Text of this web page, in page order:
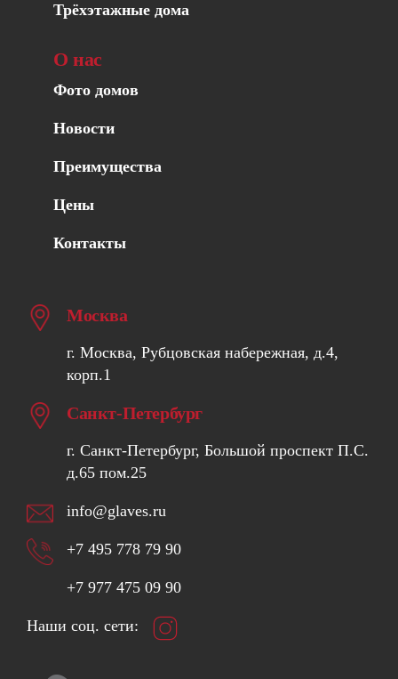
Трёхэтажные дома
О нас
Фото домов
Новости
Преимущества
Цены
Контакты
Москва
г. Москва, Рубцовская набережная, д.4,
корп.1
Санкт-Петербург
г. Санкт-Петербург, Большой проспект П.С.
д.65 пом.25
info@glaves.ru
+7 495 778 79 90
+7 977 475 09 90
Наши соц. сети: